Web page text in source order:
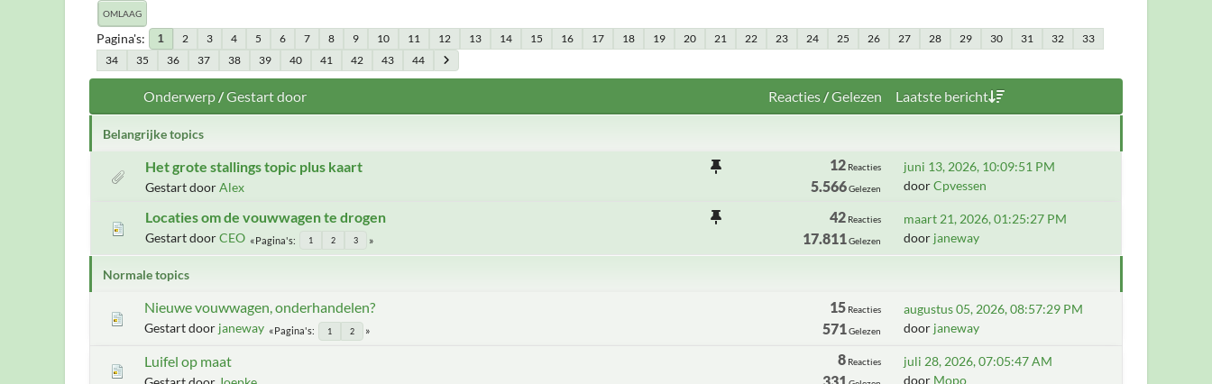
OMLAAG
Pagina's 1 2 3 4 5 6 7 8 9 10 11 12 13 14 15 16 17 18 19 20 21 22 23 24 25 26 27 28 29 30 31 32
33
34
35 36 37 38 39 40 41 42 43 44
Onderwerp/Gestart door Reacties/Gelezen Laatste bericht
Belangrijke topics
Het grote stallings topic plus kaart
Gestart doorAlex
12Reacties
5.566Gelezen
juni 13, 2026, 10:09:51 PM
doorCpvessen
Locaties om de vouwwagen te drogen
Gestart doorCEO Pagina's 1 2 3
42Reacties
17.811Gelezen
maart 21, 2026, 01:25:27 PM
door janeway
Normale topics
Nieuwe vouwwagen, onderhandelen?
Gestart door janeway Pagina's 1 2
15 Reacties
571Gelezen
augustus 05, 2026, 08:57:29 PM
door janeway
Luifel op maat 8 Reacties
juli 28, 2026, 07:05:47 AM
door Mopo